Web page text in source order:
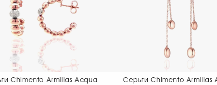
Серьги Chimento Armillas Acqua
Серьги